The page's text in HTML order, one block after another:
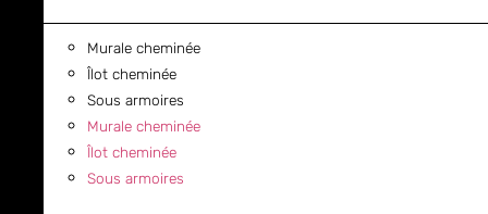
Murale cheminée
Îlot cheminée
Sous armoires
Murale cheminée
Îlot cheminée
Sous armoires